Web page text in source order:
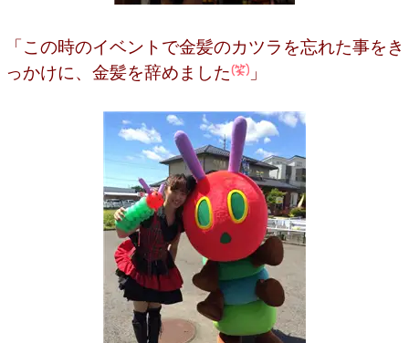
「この時のイベントで金髪のカツラを忘れた事をき
っかけに、金髪を辞めました
」